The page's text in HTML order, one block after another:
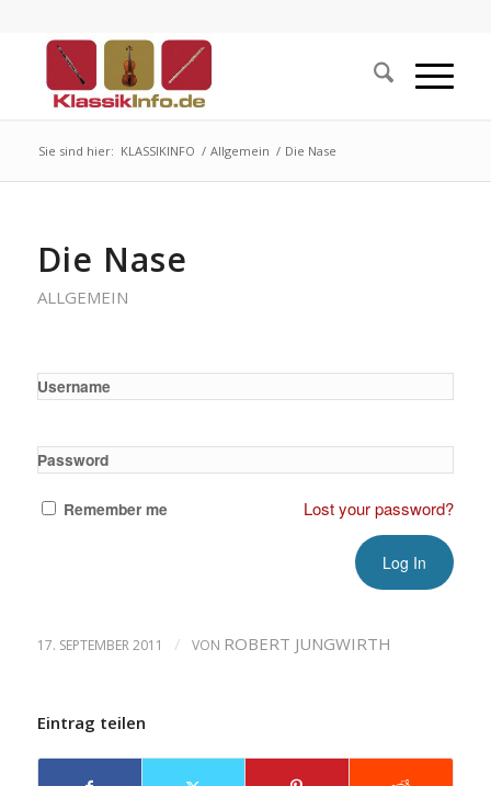
Sie sind hier: KLASSIKINFO / Allgemein / Die Nase
Die Nase
ALLGEMEIN
Username
Password
Remember me Lost your password?
17. SEPTEMBER 2011 / VON ROBERT JUNGWIRTH
Eintrag teilen